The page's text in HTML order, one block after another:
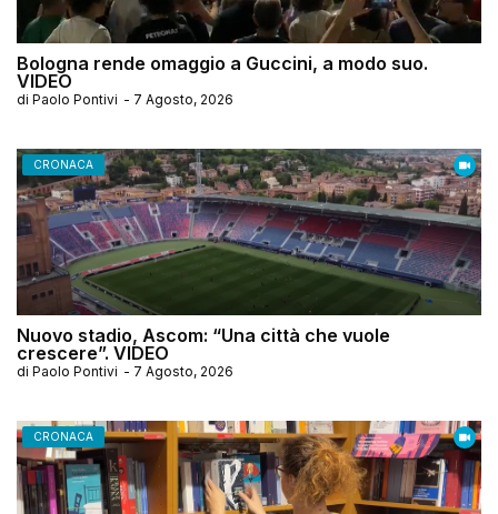
Bologna rende omaggio a Guccini, a modo suo.
VIDEO
di Paolo Pontivi - 7 Agosto, 2026
CRONACA
Nuovo stadio, Ascom: “Una città che vuole
crescere”. VIDEO
di Paolo Pontivi - 7 Agosto, 2026
CRONACA